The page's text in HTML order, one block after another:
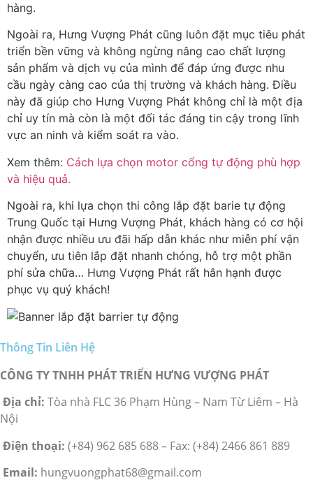
hàng.
Ngoài ra, Hưng Vượng Phát cũng luôn đặt mục tiêu phát
triển bền vững và không ngừng nâng cao chất lượng
sản phẩm và dịch vụ của mình để đáp ứng được nhu
cầu ngày càng cao của thị trường và khách hàng. Điều
này đã giúp cho Hưng Vượng Phát không chỉ là một địa
chỉ uy tín mà còn là một đối tác đáng tin cậy trong lĩnh
vực an ninh và kiểm soát ra vào.
Xem thêm: Cách lựa chọn motor cổng tự động phù hợp
và hiệu quả.
Ngoài ra, khi lựa chọn thi công lắp đặt barie tự động
Trung Quốc tại Hưng Vượng Phát, khách hàng có cơ hội
nhận được nhiều ưu đãi hấp dẫn khác như miễn phí vận
chuyển, ưu tiên lắp đặt nhanh chóng, hỗ trợ một phần
phí sửa chữa… Hưng Vượng Phát rất hân hạnh được
phục vụ quý khách!
Thông Tin Liên Hệ
CÔNG TY TNHH PHÁT TRIỂN HƯNG VƯỢNG PHÁT
Địa chỉ: Tòa nhà FLC 36 Phạm Hùng – Nam Từ Liêm – Hà
Nội
Điện thoại: (+84) 962 685 688 – Fax: (+84) 2466 861 889
Email: hungvuongphat68@gmail.com